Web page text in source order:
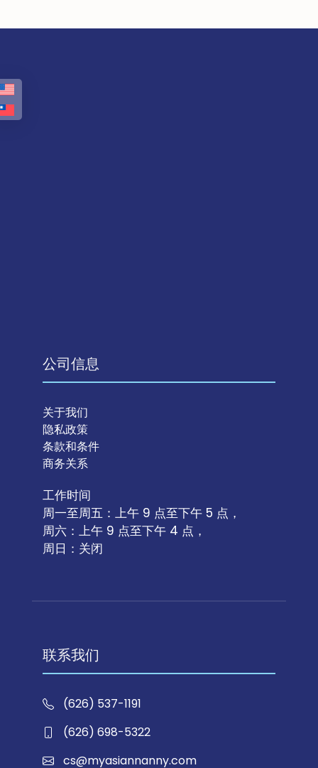
公司信息
关于我们
隐私政策
条款和条件
商务关系
工作时间
周一至周五：上午 9 点至下午 5 点，
周六：上午 9 点至下午 4 点，
周日：关闭
联系我们
(626) 537-1191
(626) 698-5322
cs@myasiannanny.com